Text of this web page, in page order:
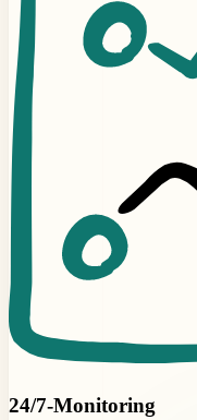
24/7-Monitoring